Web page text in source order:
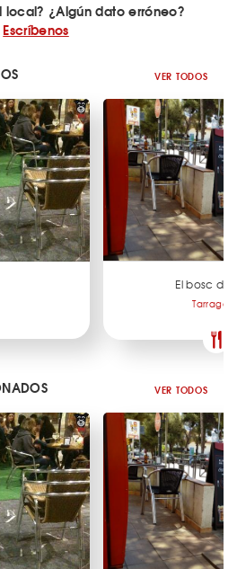
local? ¿Algún dato erróneo?
Escríbenos
VER TODOS
El bosc
VER TODOS